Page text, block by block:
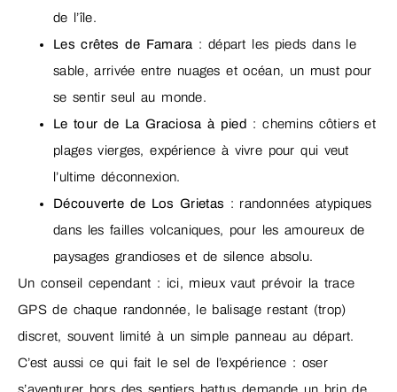
de l’île.
Les crêtes de Famara : départ les pieds dans le
sable, arrivée entre nuages et océan, un must pour
se sentir seul au monde.
Le tour de La Graciosa à pied : chemins côtiers et
plages vierges, expérience à vivre pour qui veut
l’ultime déconnexion.
Découverte de Los Grietas : randonnées atypiques
dans les failles volcaniques, pour les amoureux de
paysages grandioses et de silence absolu.
Un conseil cependant : ici, mieux vaut prévoir la trace
GPS de chaque randonnée, le balisage restant (trop)
discret, souvent limité à un simple panneau au départ.
C’est aussi ce qui fait le sel de l’expérience : oser